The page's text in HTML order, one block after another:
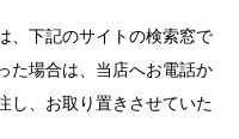
、下記のサイトの検索窓で
た場合は、当店へお電話か
し、お取り置きさせていた